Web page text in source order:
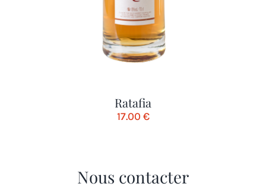
Ratafia
17.00 €
Nous contacter